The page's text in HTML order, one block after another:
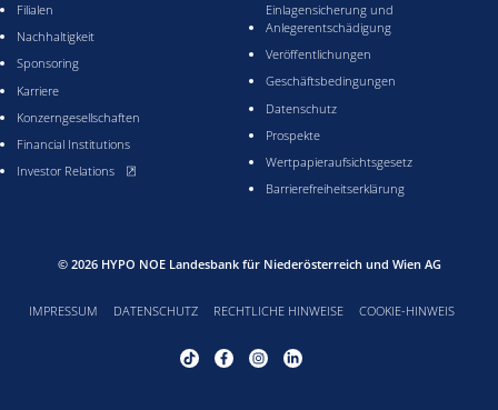
Filialen
Nachhaltigkeit
Sponsoring
Karriere
Konzerngesellschaften
Financial Institutions
Investor Relations, öffnet neues Fenster
Einlagensicherung und
Anlegerentschädigung
Veröffentlichungen
Geschäftsbedingungen
Datenschutz
Prospekte
Wertpapieraufsichtsgesetz
Barrierefreiheitserklärung
© 2026 HYPO NOE Landesbank für Niederösterreich und Wien AG
IMPRESSUM DATENSCHUTZ RECHTLICHE HINWEISE COOKIE-HINWEIS
Tiktok Profil von HYPO NOE, öffnet neues Fenster
Facebook Profil von HYPO NOE, öffnet neues
Instagram Profil von HYPO NOE, öffnet
LinkedIn Profil von HYPO NOE, öffnet